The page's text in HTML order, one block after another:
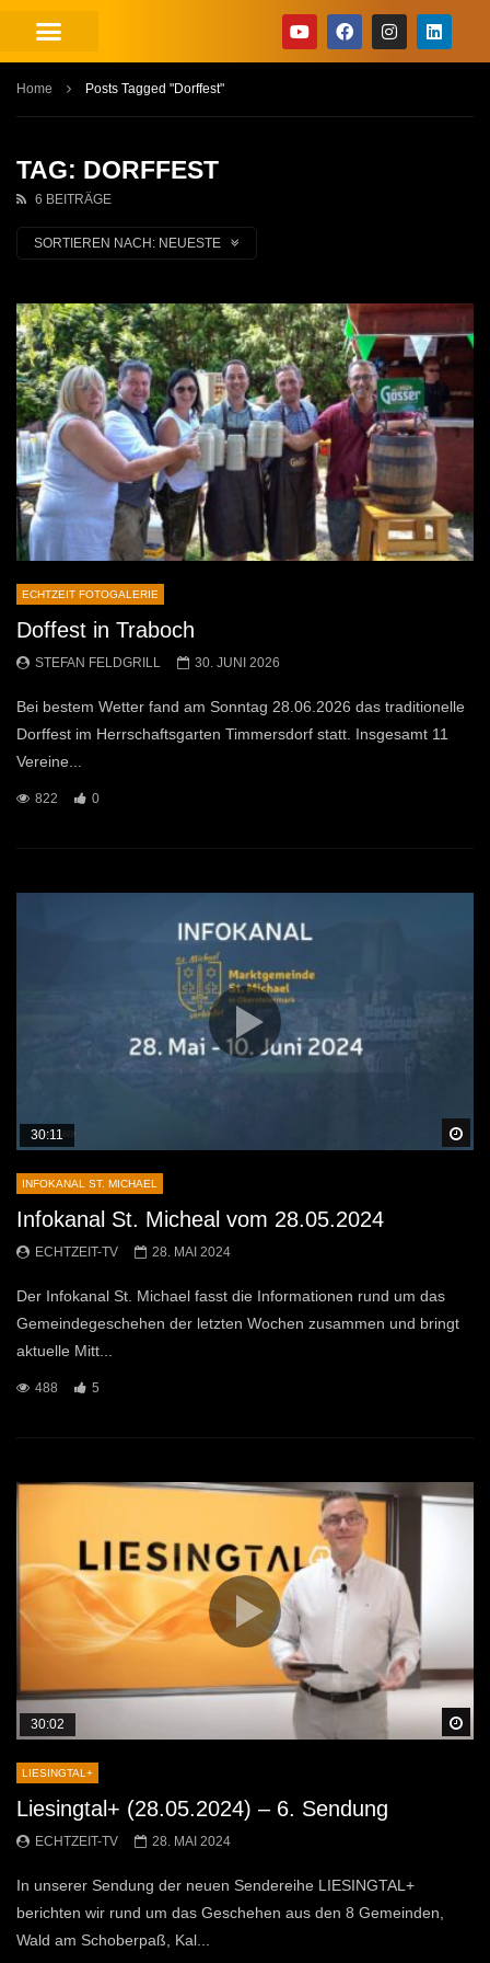
Home Posts Tagged "Dorffest"
TAG: DORFFEST
6 BEITRÄGE
SORTIEREN NACH: NEUESTE
ECHTZEIT FOTOGALERIE
Doffest in Traboch
STEFAN FELDGRILL 30. JUNI 2026
Bei bestem Wetter fand am Sonntag 28.06.2026 das traditionelle
Dorffest im Herrschaftsgarten Timmersdorf statt. Insgesamt 11
Vereine...
822 0
30:11
INFOKANAL ST. MICHAEL
Infokanal St. Micheal vom 28.05.2024
ECHTZEIT-TV 28. MAI 2024
Der Infokanal St. Michael fasst die Informationen rund um das
Gemeindegeschehen der letzten Wochen zusammen und bringt
aktuelle Mitt...
488 5
30:02
LIESINGTAL+
Liesingtal+ (28.05.2024) – 6. Sendung
ECHTZEIT-TV 28. MAI 2024
In unserer Sendung der neuen Sendereihe LIESINGTAL+
berichten wir rund um das Geschehen aus den 8 Gemeinden,
Wald am Schoberpaß, Kal...